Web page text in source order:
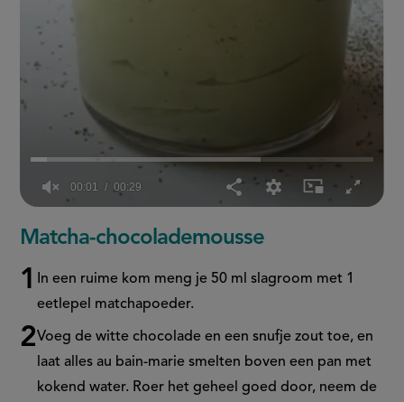
seconds
of
seconds
00:02 00:29
Matcha-chocolademousse
In een ruime kom meng je 50 ml slagroom met 1
eetlepel matchapoeder.
Voeg de witte chocolade en een snufje zout toe, en
laat alles au bain-marie smelten boven een pan met
kokend water. Roer het geheel goed door, neem de